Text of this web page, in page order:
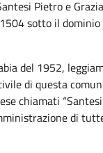
Pietro e
sotto il dominio
del 1952,
di questa
chiamati
di